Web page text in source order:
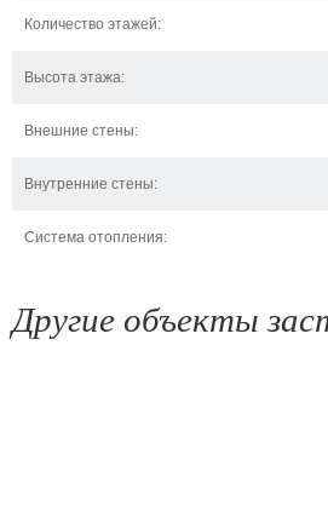
Количество этажей:
Высота этажа:
Внешние стены:
Внутренние стены:
Система отопления:
Другие объекты
ЖК Суворов ЖК